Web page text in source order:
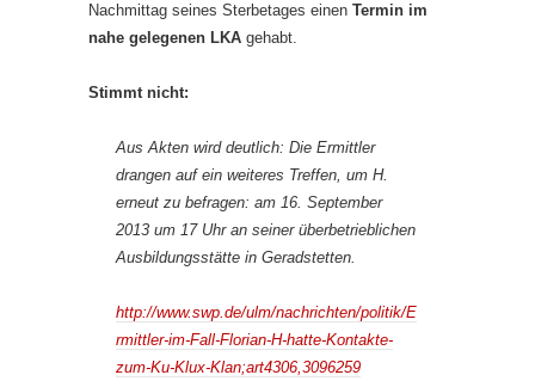
Nachmittag seines Sterbetages einen Termin im
nahe gelegenen LKA gehabt.
Stimmt nicht:
Aus Akten wird deutlich: Die Ermittler
drangen auf ein weiteres Treffen, um H.
erneut zu befragen: am 16. September
2013 um 17 Uhr an seiner überbetrieblichen
Ausbildungsstätte in Geradstetten.
http://www.swp.de/ulm/nachrichten/politik/E
rmittler-im-Fall-Florian-H-hatte-Kontakte-
zum-Ku-Klux-Klan;art4306,3096259